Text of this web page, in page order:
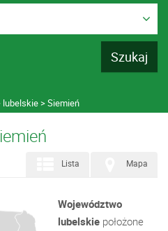
lubelskie Siemień
Siemień
Mapa
Lista
Województwo
lubelskie położone